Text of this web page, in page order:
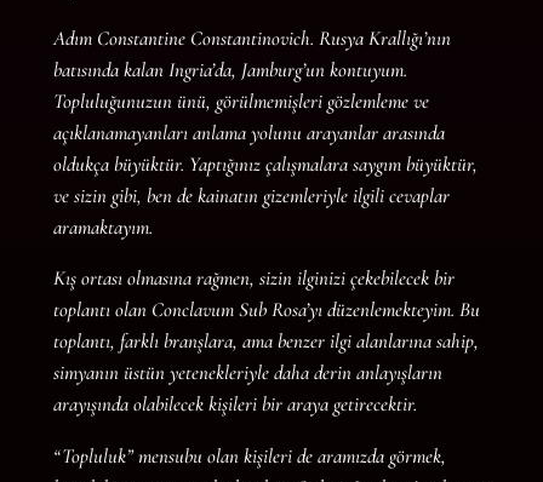
Adım Constantine Constantinovich. Rusya Krallığı’nın
batısında kalan Ingria’da, Jamburg’un kontuyum.
Topluluğunuzun ünü, görülmemişleri gözlemleme ve
açıklanamayanları anlama yolunu arayanlar arasında
oldukça büyüktür. Yaptığınız çalışmalara saygım büyüktür,
ve sizin gibi, ben de kainatın gizemleriyle ilgili cevaplar
aramaktayım.
Kış ortası olmasına rağmen, sizin ilginizi çekebilecek bir
toplantı olan Conclavum Sub Rosa’yı düzenlemekteyim. Bu
toplantı, farklı branşlara, ama benzer ilgi alanlarına sahip,
simyanın üstün yetenekleriyle daha derin anlayışların
arayışında olabilecek kişileri bir araya getirecektir.
“Topluluk” mensubu olan kişileri de aramızda görmek,